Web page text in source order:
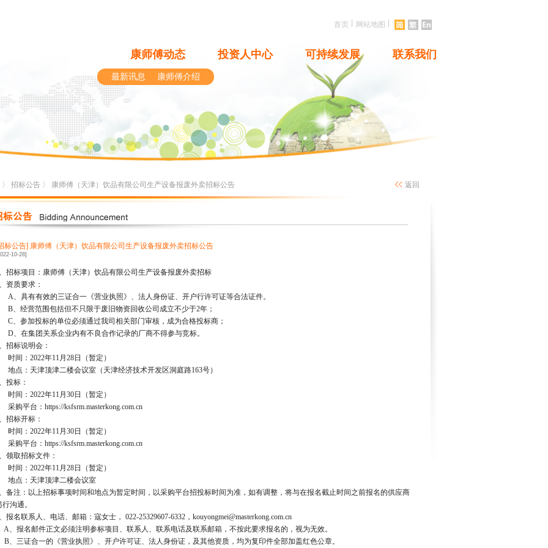
首页 网站地图
康师傅动态 投资人中心 可持续发展 联系我们
最新讯息 康师傅介绍
〉 招标公告 〉 康师傅（天津）饮品有限公司生产设备报废外卖招标公告 返回
标公告] 康师傅（天津）饮品有限公司生产设备报废外卖招标公告
10-28]
、招标项目：康师傅（天津）饮品有限公司生产设备报废外卖招标
、资质要求：
A、具有有效的三证合一《营业执照》、法人身份证、开户行许可证等合法证件。
B、经营范围包括但不只限于废旧物资回收公司成立不少于2年；
C、参加投标的单位必须通过我司相关部门审核，成为合格投标商；
D、在集团关系企业内有不良合作记录的厂商不得参与竞标。
、招标说明会：
时间： 2022年11 月 28日（暂定）
地点：天津顶津二楼会议室（天津经济技术开发区洞庭路163号）
、投标：
时间： 2022年11 月 30日（暂定）
采购平台： https://ksfsrm.masterkong.com.cn
、招标开标：
时间： 2022年11 月 30日（暂定）
采购平台： https://ksfsrm.masterkong.com.cn
、领取招标文件：
时间： 2022年11 月 28日（暂定）
地点：天津顶津二楼会议室
、备注：以上招标事项时间和地点为暂定时间，以采购平台招投标时间为准，如有调整，将与在报名截止时间之前报名的供应商
行沟通。
、报名联系人、电话、邮箱：寇女士， 022-25329607-6332 ， kouyongmei@masterkong.com.cn
A、报名邮件正文必须注明参标项目、联系人、联系电话及联系邮箱，不按此要求报名的，视为无效。
B、三证合一的《营业执照》、开户许可证、法人身份证，及其他资质，均为复印件全部加盖红色公章。